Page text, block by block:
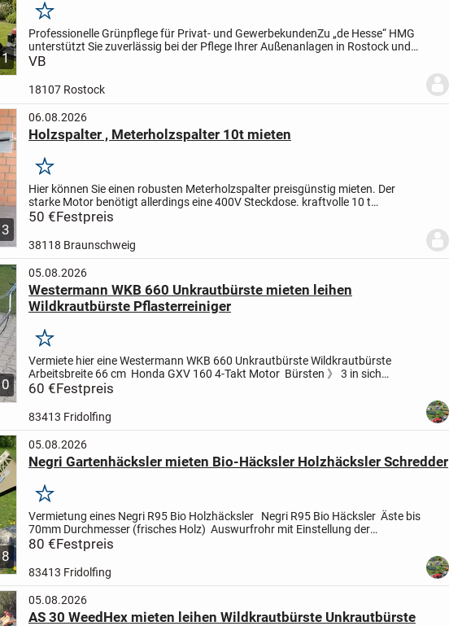
1
Merken
Professionelle Grünpflege für Privat- und GewerbekundenZu „de Hesse“ HMG
unterstützt Sie zuverlässig bei der Pflege Ihrer Außenanlagen in Rostock und
Umgebung.
VB
18107 Rostock
3
06.08.2026
Holzspalter , Meterholzspalter 10t mieten
Merken
Hier können Sie einen robusten Meterholzspalter preisgünstig mieten. Der
starke Motor benötigt allerdings eine 400V Steckdose. kraftvolle 10 t
Spaltkraftleistungsstarker Motor max. 3500 W
50 €Festpreis
38118 Braunschweig
05.08.2026
Westermann WKB 660 Unkrautbürste mieten leihen
Wildkrautbürste Pflasterreiniger
Merken
Vermiete hier eine Westermann WKB 660 Unkrautbürste Wildkrautbürste
Arbeitsbreite 66 cm Honda GXV 160 4-Takt Motor Bürsten 》 3 in sich
drehende Drahtbürsten à 4 Zöpfe
60 €Festpreis
83413 Fridolfing
8
05.08.2026
Negri Gartenhäcksler mieten Bio-Häcksler Holzhäcksler Schredder
Merken
Vermietung eines Negri R95 Bio Holzhäcksler Negri R95 Bio Häcksler Äste bis
70mm Durchmesser (frisches Holz) Auswurfrohr mit Einstellung der
SchussweiteBewegliches Sieb zur Verfeinerung ...
80 €Festpreis
83413 Fridolfing
05.08.2026
AS 30 WeedHex mieten leihen Wildkrautbürste Unkrautbürste